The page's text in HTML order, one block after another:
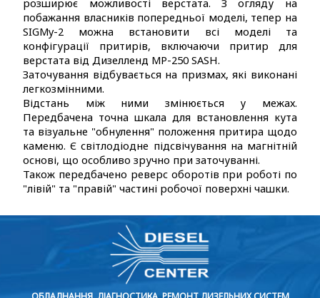
побажання власників попередньої моделі, тепер на
SIGMy-2 можна встановити всі моделі та
конфігурації притирів, включаючи притир для
верстата від Дизелленд MP-250 SASH.
Заточування відбувається на призмах, які виконані
легкозмінними.
Відстань між ними змінюється у межах.
Передбачена точна шкала для встановлення кута
та візуальне "обнулення" положення притира щодо
каменю. Є світлодіодне підсвічування на магнітній
основі, що особливо зручно при заточуванні.
Також передбачено реверс оборотів при роботі по
"лівій" та "правій" частині робочої поверхні чашки.